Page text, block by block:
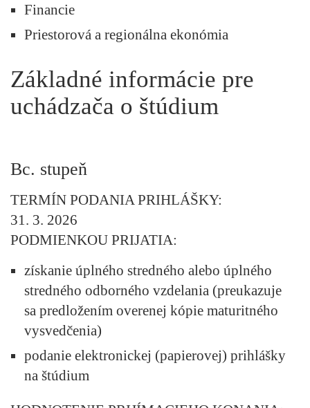
Financie
Priestorová a regionálna ekonómia
Základné informácie pre
uchádzača o štúdium
Bc. stupeň
TERMÍN PODANIA PRIHLÁŠKY:
31. 3. 2026
PODMIENKOU PRIJATIA:
získanie úplného stredného alebo úplného
stredného odborného vzdelania (preukazuje
sa predložením overenej kópie maturitného
vysvedčenia)
podanie elektronickej (papierovej) prihlášky
na štúdium